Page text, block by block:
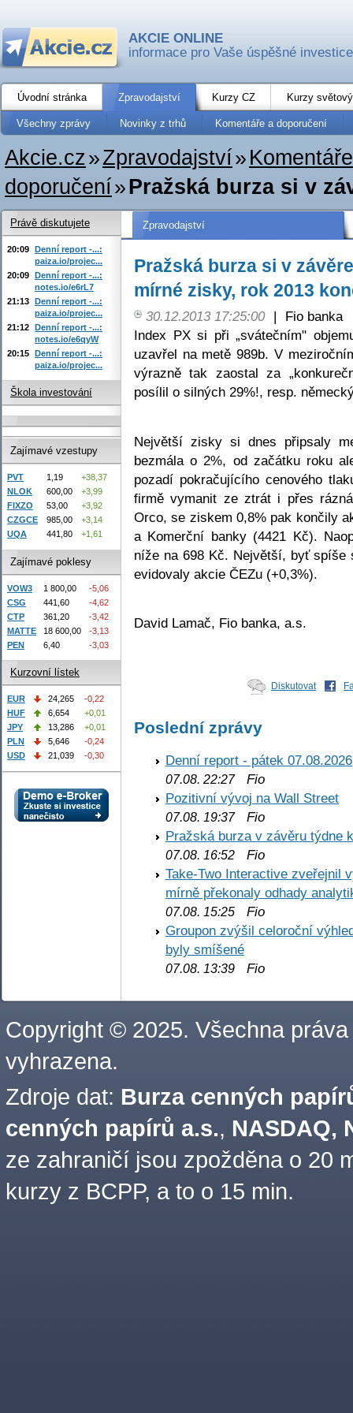
AKCIE ONLINE
informace pro Vaše úspěšné investice
Úvodní stránka Zpravodajství Kurzy CZ Kurzy
Všechny zprávy Novinky z trhů Komentáře a doporučení
Akcie.cz»Zpravodajství»
doporučení»Pražská burza si v
Zpravodajství
Pražská burza si v
mírné zisky, rok 2013
30.12.2013 17:25:00 |
Fio banka
Index PX si při „svátečním"
uzavřel na metě 989b. V
výrazně tak zaostal za
posílil o silných 29%!, resp.
Největší zisky si dnes připsaly
bezmála o 2%, od začátku roku
pozadí pokračujícího cenového
firmě vymanit ze ztrát i přes
Orco, se ziskem 0,8% pak končily
a Komerční banky (4421 Kč).
níže na 698 Kč. Největší, byť spíše
evidovaly akcie ČEZu (+0,3%).
David Lamač, Fio banka, a.s.
Diskutovat
Poslední zprávy
Denní report - pátek 07.08.2026
07.08. 22:27Fio
Pozitivní vývoj na Wall Street
07.08. 19:37Fio
Pražská burza v závěru týdne
07.08. 16:52 Fio
Take-Two Interactive zveřejnil
mírně překonaly odhady
07.08. 15:25 Fio
Groupon zvýšil celoroční
byly smíšené
07.08. 13:39 Fio
Právě diskutujete
20:09 Denní report -...:
paiza.io/projec...
20:09 Denní report -...:
notes.io/e6rL7
21:13 Denní report -...:
paiza.io/projec...
21:12 Denní report -...:
notes.io/e6qyW
20:15 Denní report -...:
paiza.io/projec...
Škola investování
Zajímavé vzestupy
PVT 1,19
+38,37
NLOK
600,00
+3,99
FIXZO
53,00
+3,92
CZGCE
985,00
+3,14
UQA
441,80 +1,61
Zajímavé poklesy
VOW3 1 800,00
-5,06
CSG
441,60
-4,62
CTP
361,20
-3,42
MATTE
18 600,00
-3,13
PEN
6,40 -3,03
Kurzovní lístek
EUR 24,265
-0,22
HUF
6,654
+0,01
JPY
13,286
+0,01
PLN
5,646
-0,24
USD
21,039 -0,30
Copyright © 2025. Všechna práva
vyhrazena.
Zdroje dat: Burza cenných
cenných papírů a.s., NASDAQ,
ze zahraničí jsou zpožděna o 20
kurzy z BCPP, a to o 15 min.